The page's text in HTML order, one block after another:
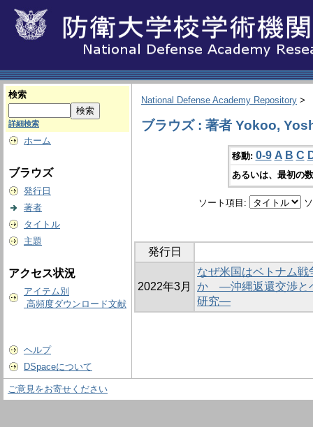
検索
詳細検索
ホーム
ブラウズ
発行日
著者
タイトル
主題
アクセス状況
アイテム別
高頻度ダウンロード文献
ヘルプ
DSpaceについて
National Defense Academy Repository >
ブラウズ : 著者 Yokoo,
移動: 0-9 A B C
あるいは、最初の
ソート項目:
発行日
2022年3月
なぜ米国はベトナム
か ―沖縄返還交渉と
研究―
ご意見をお寄せください